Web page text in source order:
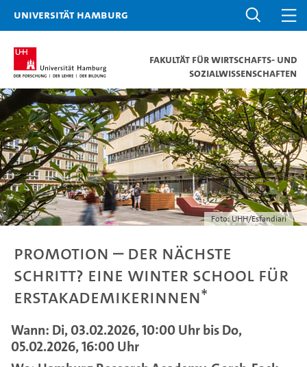
Universität Hamburg
Fakultät für Wirtschafts- und
Sozialwissenschaften
Foto: UHH/Esfandiari
Promotion – der nächste
Schritt? Eine Winter School für
Erstakademikerinnen*
Wann: Di, 03.02.2026, 10:00 Uhr bis Do,
05.02.2026, 16:00 Uhr